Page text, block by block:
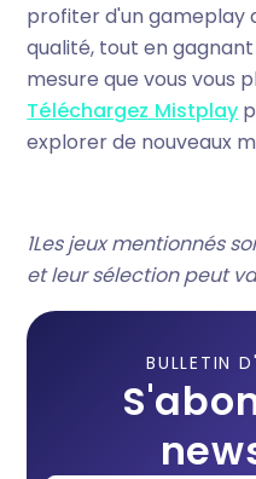
profiter d'un gameplay
qualité, tout en
mesure que vous vous
Téléchargez Mistplay
explorer de nouveaux
‍1Les jeux mentionnés
et leur sélection peut
BULLETIN